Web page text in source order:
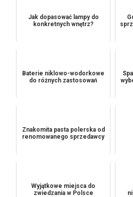
Jak dopasować lampy do
konkretnych wnętrz?
Baterie niklowo-wodorkowe
do różnych zastosowań
Znakomita pasta polerska od
renomowanego sprzedawcy
Wyjątkowe miejsca do
zwiedzania w Polsce